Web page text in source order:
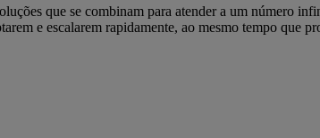
que se combinam para atender a um número
e escalarem rapidamente, ao mesmo tempo que